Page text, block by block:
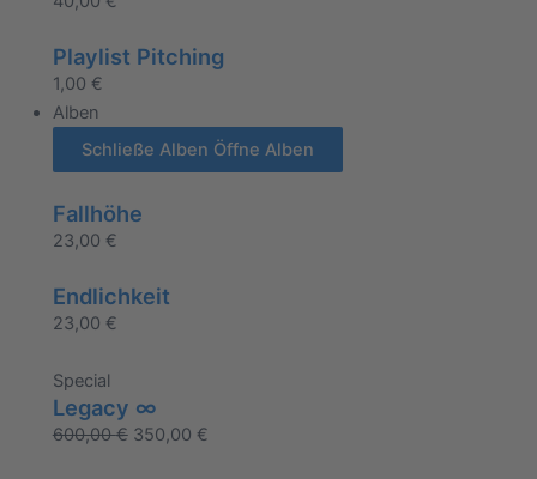
Playlist Pitching
1,00 €
Alben
Schließe Alben Öffne Alben
Fallhöhe
23,00 €
Endlichkeit
23,00 €
Special
Legacy ∞
600,00€ 350,00 €